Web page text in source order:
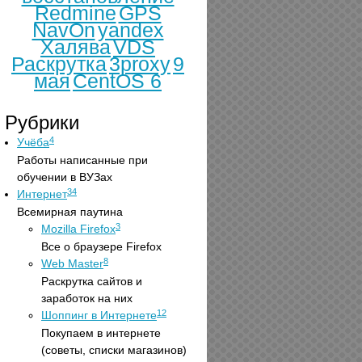
RedmineGPS
NavOnyandex
ХаляваVDS
Раскрутка3proxy9
маяCentOS 6
Рубрики
Учёба4
Работы написанные при
обучении в ВУЗах
Интернет34
Всемирная паутина
Mozilla Firefox3
Все о браузере Firefox
Web Master8
Раскрутка сайтов и
заработок на них
Шоппинг в Интернете12
Покупаем в интернете
(советы, списки магазинов)